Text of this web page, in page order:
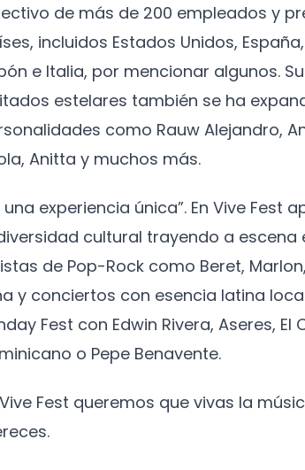
de más de 200 empleados y
incluidos Estados Unidos,
e Italia, por mencionar algunos.
estelares también se ha
como Rauw Alejandro,
Anitta y muchos más.
una experiencia única”. En Vive Fest
cultural trayendo a escena
de Pop-Rock como Beret,
y conciertos con esencia latina
Fest con Edwin Rivera, Aseres, El
o Pepe Benavente.
Vive Fest queremos que vivas la